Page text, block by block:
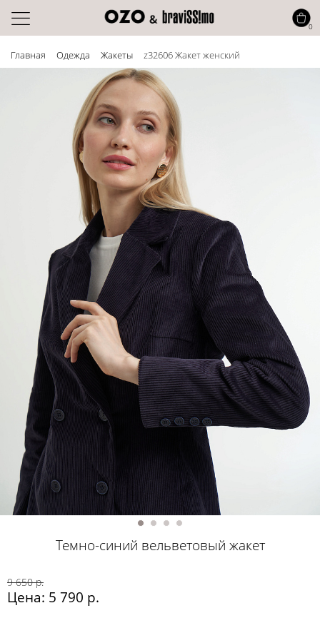
Главная Одежда Жакеты z32606 Жакет женский
Темно-синий вельветовый жакет
9 650 р.
Цена: 5 790 р.
0